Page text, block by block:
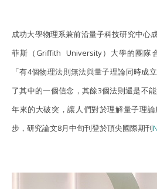
成功大學物理系兼前沿量子科技研究中心
菲斯（Griffith University）大學的團隊
「有4個物理法則無法與量子理論同時成
了其中的一個信念，其餘3個法則還是不
年來的大破突，讓人們對於理解量子理
步，研究論文8月中旬刊登於頂尖國際期刊